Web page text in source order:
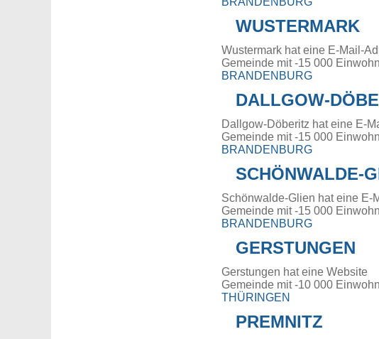
WUSTERMARK
Wustermark hat eine E-Mail-
Gemeinde mit -15 000
BRANDENBURG
DALLGOW-
Dallgow-Döberitz hat eine E-
Gemeinde mit -15 000
BRANDENBURG
SCHÖNWALDE-
Schönwalde-Glien hat eine E-
Gemeinde mit -15 000
BRANDENBURG
GERSTUNGEN
Gerstungen hat eine Website
Gemeinde mit -10 000
THÜRINGEN
PREMNITZ